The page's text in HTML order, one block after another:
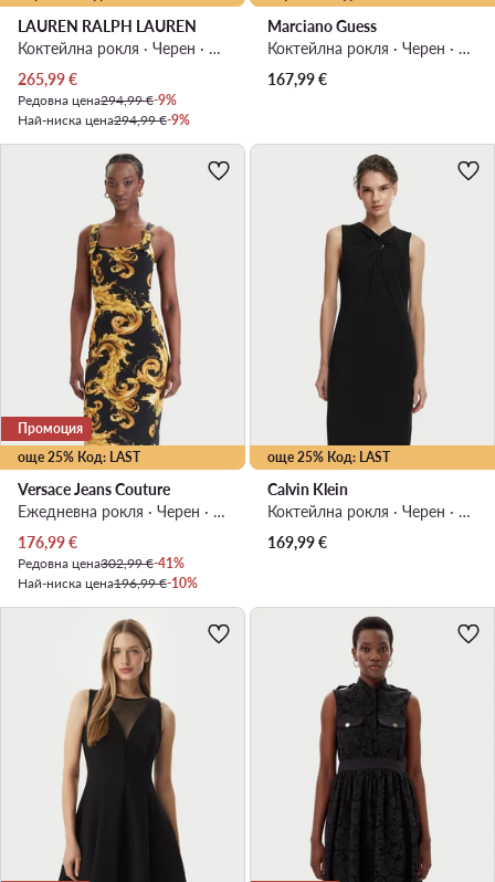
LAUREN RALPH LAUREN
Коктейлна рокля · Черен · Мини
Актуална цена
265,99€
Редовна цена294,99 €-9%
Най-ниска цена294,99 €-9%
Marciano Guess
Коктейлна рокля · Черен · Мини
167,99€
още 25% Код: LAST
Промоция
Versace Jeans Couture
Ежедневна рокля · Черен · Мини
Актуална цена
176,99€
Редовна цена302,99 €-41%
Най-ниска цена196,99 €-10%
още 25% Код: LAST
Calvin Klein
Коктейлна рокля · Черен · Мини
169,99€